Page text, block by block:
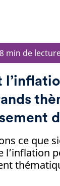
min de
ce que
l’inflation